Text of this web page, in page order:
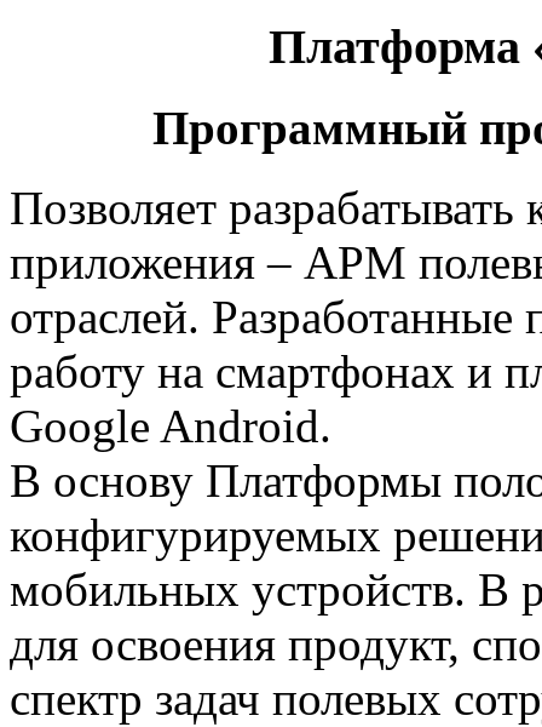
Платформа
Программный
Позволяет
приложения – АРМ
отраслей.
работу на смартфонах и
Google Android.
В основу Платформы
конфигурируемых
мобильных устройств. В
для освоения продукт,
спектр задач полевых